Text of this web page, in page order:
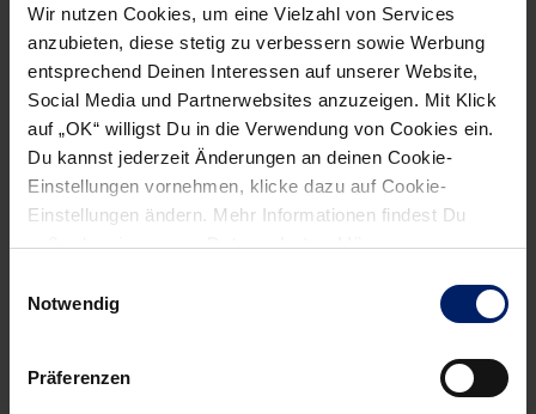
Wir nutzen Cookies, um eine Vielzahl von Services
anzubieten, diese stetig zu verbessern sowie Werbung
entsprechend Deinen Interessen auf unserer Website,
Social Media und Partnerwebsites anzuzeigen. Mit Klick
auf „OK“ willigst Du in die Verwendung von Cookies ein.
Du kannst jederzeit Änderungen an deinen Cookie-
Einstellungen vornehmen, klicke dazu auf Cookie-
Einstellungen ändern. Mehr Informationen findest Du
außerdem in unsererDatenschutzerklärung.
Notwendig
Präferenzen
Post
navigation
previous
News:
Konzept
für
Alle News anzeigen
newst
News:
ONE8Y
und
Partnerschaft